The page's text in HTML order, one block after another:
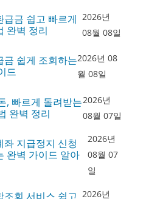
급금 쉽고 빠르게
완벽 정리
2026년
08월 08일
금 쉽게 조회하는
드
2026년 08
월 08일
, 빠르게 돌려받는
완벽 정리
2026년
08월 07일
좌 지급정지 신청
완벽 가이드 알아
2026년
08월 07
일
조회 서비스 쉽고 2026년